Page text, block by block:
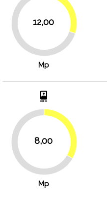
12,00
70%
30%
Mp
camera_front
8,00
66.7%
33.3%
Mp